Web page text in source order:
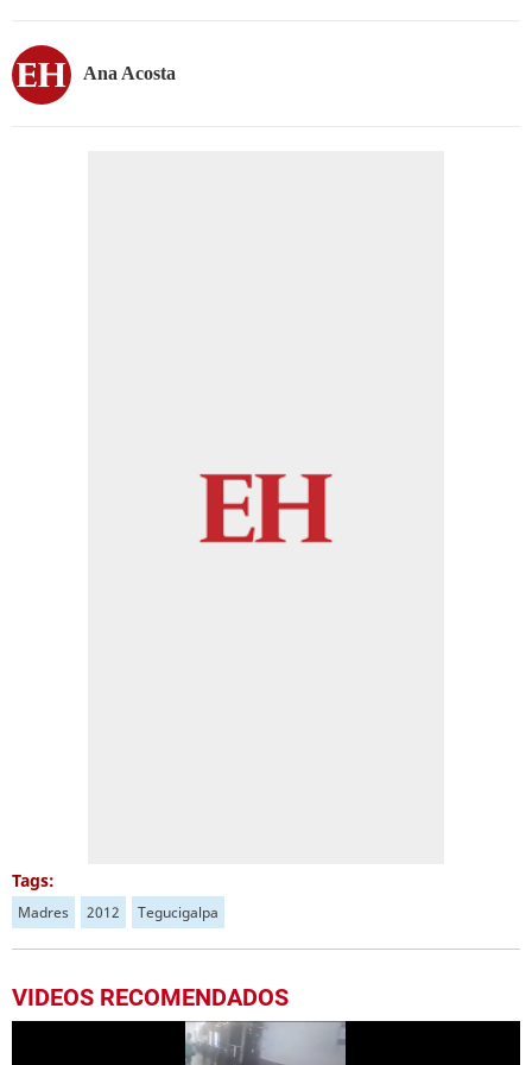
Ana Acosta
Tags:
Madres 2012 Tegucigalpa
VIDEOS RECOMENDADOS